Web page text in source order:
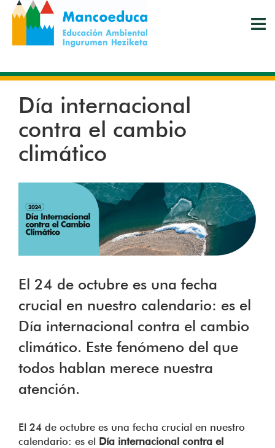
Pasar
contenido
principal
Día internacional
contra el cambio
climático
El 24 de octubre es una fecha
crucial en nuestro calendario: es el
Día internacional contra el cambio
climático. Este fenómeno del que
todos hablan merece nuestra
atención.
El 24 de octubre es una fecha crucial en nuestro
calendario: es el Día internacional contra el